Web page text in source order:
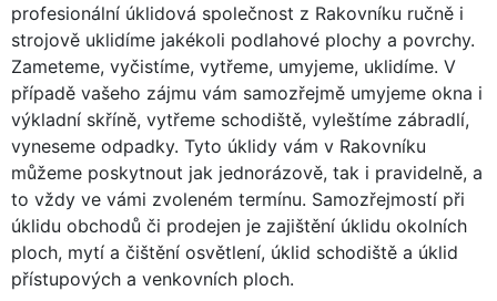
profesionální úklidová společnost z Rakovníku ručně i
strojově uklidíme jakékoli podlahové plochy a povrchy.
Zameteme, vyčistíme, vytřeme, umyjeme, uklidíme. V
případě vašeho zájmu vám samozřejmě umyjeme okna i
výkladní skříně, vytřeme schodiště, vyleštíme zábradlí,
vyneseme odpadky. Tyto úklidy vám v Rakovníku
můžeme poskytnout jak jednorázově, tak i pravidelně, a
to vždy ve vámi zvoleném termínu. Samozřejmostí při
úklidu obchodů či prodejen je zajištění úklidu okolních
ploch, mytí a čištění osvětlení, úklid schodiště a úklid
přístupových a venkovních ploch.